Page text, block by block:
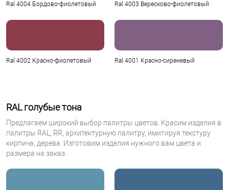
Ral 4004 Бордово-фиолетовый Ral 4003 Вересково-фиолетовый
Ral 4002 Красно-фиолетовый Ral 4001 Красно-сиреневый
RAL голубые тона
Предлагаем широкий выбор палитры цветов. Красим изделия в
палитры RAL, RR, архитектурную палитру, имитируя текстуру
кирпича, дерева. Изготовим изделия нужного вам цвета и
размера на заказ.